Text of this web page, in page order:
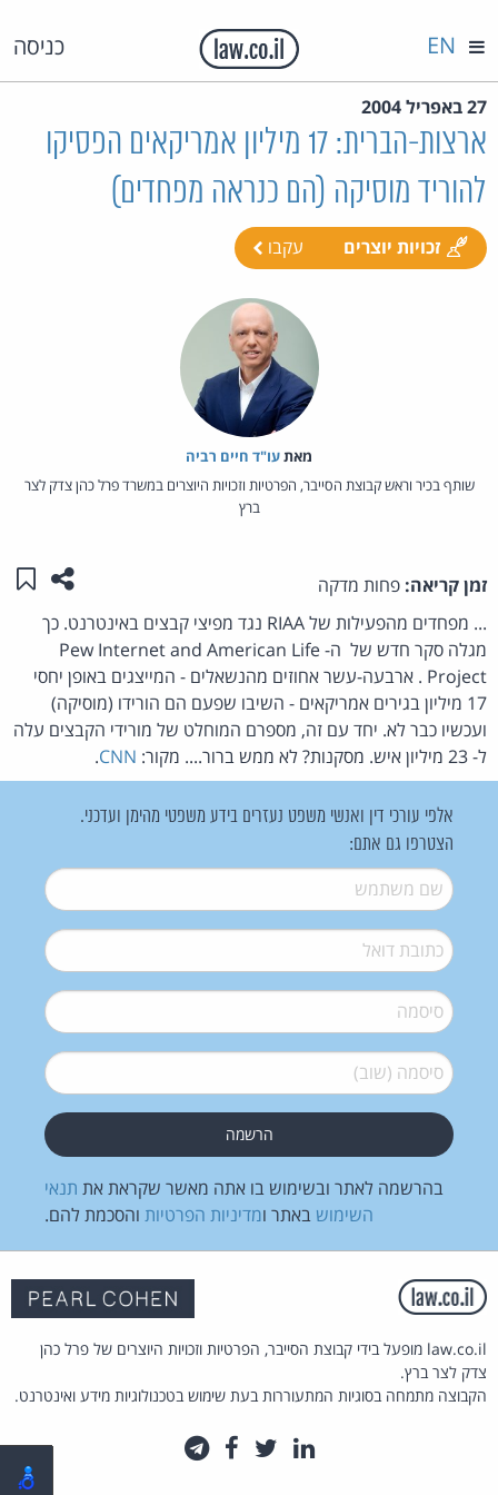
כניסה EN
27 באפריל 2004
ארצות-הברית: 17 מיליון אמריקאים הפסיקו
להוריד מוסיקה (הם כנראה מפחדים)
זכויות יוצרים עקבו
מאת‏עו"ד חיים רביה
שותף בכיר וראש קבוצת הסייבר, הפרטיות וזכויות היוצרים במשרד פרל כהן צדק לצר
ברץ
זמן קריאה: פחות מדקה שתפו
... מפחדים מהפעילות של RIAA נגד מפיצי קבצים באינטרנט. כך
מגלה סקר חדש של ה- Pew Internet and American Life
Project . ארבעה-עשר אחוזים מהנשאלים - המייצגים באופן יחסי
17 מיליון בגירים אמריקאים - השיבו שפעם הם הורידו (מוסיקה)
ועכשיו כבר לא. יחד עם זה, מספרם המוחלט של מורידי הקבצים עלה
ל- 23 מיליון איש. מסקנות? לא ממש ברור.... מקור:
CNN
.
אלפי עורכי דין ואנשי משפט נעזרים בידע משפטי מהימן ועדכני.
הצטרפו גם אתם:
שם משתמש*
דואל*
סיסמה*
סיסמה (שוב)*
בהרשמה לאתר ובשימוש בו אתה מאשר שקראת את תנאי
השימוש באתר ומדיניות הפרטיות והסכמת להם.
law.co.il מופעל בידי קבוצת הסייבר, הפרטיות וזכויות היוצרים של פרל כהן
צדק לצר ברץ.
הקבוצה מתמחה בסוגיות המתעוררות בעת שימוש בטכנולוגיות מידע ואינטרנט.
לינקדאין
טוויטרפייסבוק